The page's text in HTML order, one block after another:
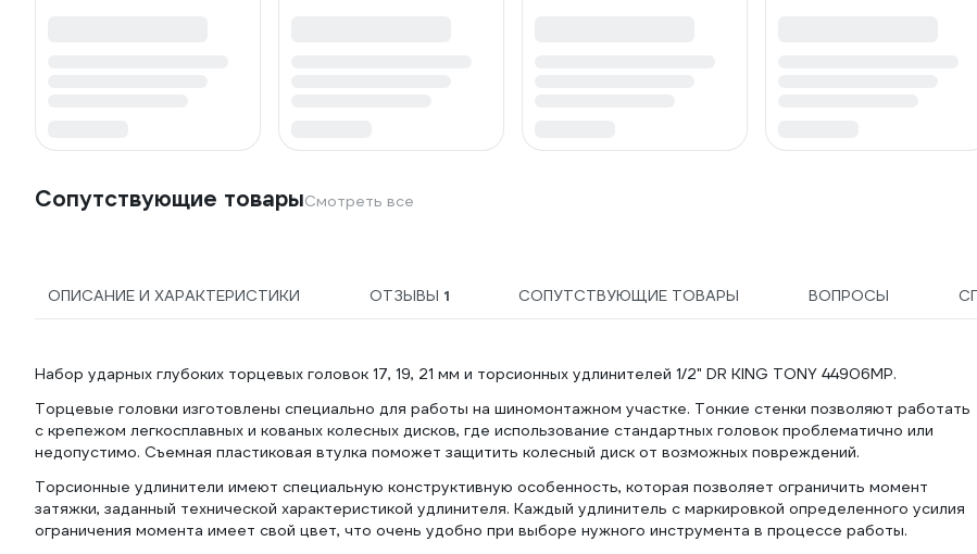
Сопутствующие товарыСмотреть все
ОПИСАНИЕ И ХАРАКТЕРИСТИКИ ОТЗЫВЫ 1 СОПУТСТВУЮЩИЕ ТОВАРЫ ВОПРОСЫ
Набор ударных глубоких торцевых головок 17, 19, 21 мм и торсионных удлинителей 1/2" DR KING TONY 44906MP.
Торцевые головки изготовлены специально для работы на шиномонтажном участке. Тонкие стенки позволяют работать
с крепежом легкосплавных и кованых колесных дисков, где использование стандартных головок проблематично или
недопустимо. Съемная пластиковая втулка поможет защитить колесный диск от возможных повреждений.
Торсионные удлинители имеют специальную конструктивную особенность, которая позволяет ограничить момент
затяжки, заданный технической характеристикой удлинителя. Каждый удлинитель с маркировкой определенного усилия
ограничения момента имеет свой цвет, что очень удобно при выборе нужного инструмента в процессе работы.